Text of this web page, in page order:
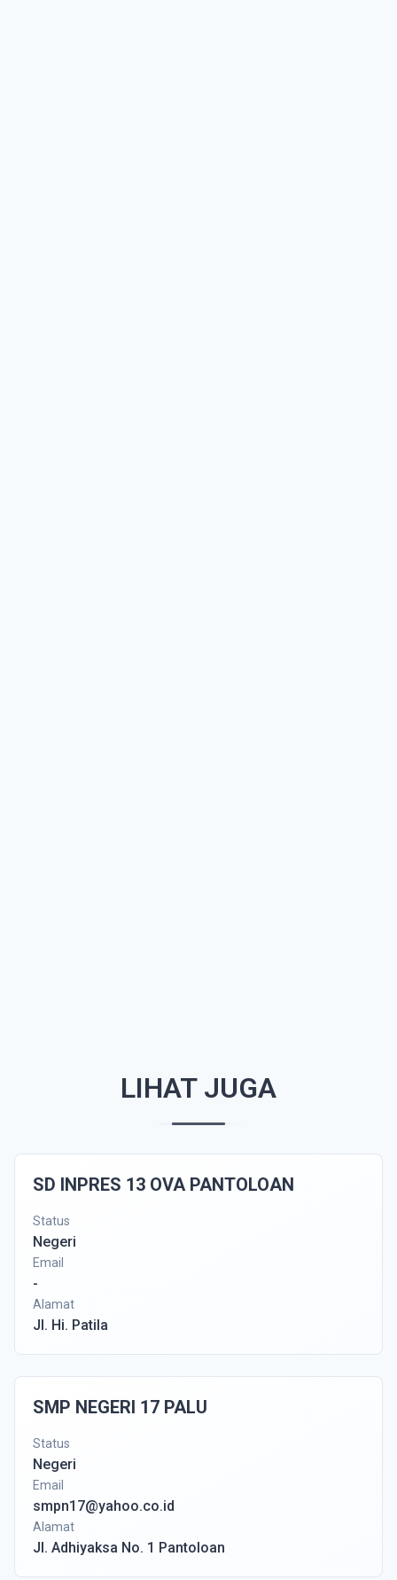
LIHAT JUGA
SD INPRES 13 OVA PANTOLOAN
Status
Negeri
Email
-
Alamat
Jl. Hi. Patila
SMP NEGERI 17 PALU
Status
Negeri
Email
smpn17@yahoo.co.id
Alamat
Jl. Adhiyaksa No. 1 Pantoloan